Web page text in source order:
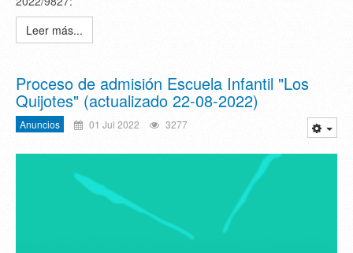
Leer más...
Proceso de admisión Escuela Infantil "Los
Quijotes" (actualizado 22-08-2022)
Anuncios 01 Jul 2022 3277